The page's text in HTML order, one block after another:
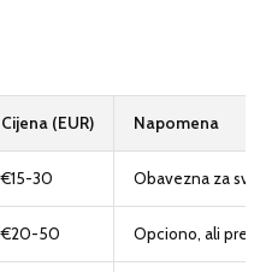
Cijena (EUR) Napomena
€15-30 Obavezna za
€20-50 Opciono, ali